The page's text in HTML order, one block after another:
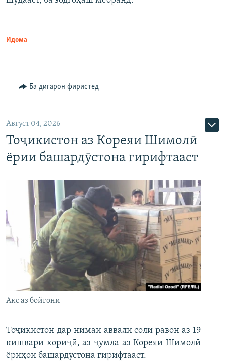
Идома
Ба дигарон фиристед
Август 04, 2026
Тоҷикистон аз Кореяи Шимолӣ
ёрии башардӯстона гирифтааст
Акс аз бойгонӣ
Тоҷикистон дар нимаи аввали соли равон аз 19
кишвари хориҷӣ, аз ҷумла аз Кореяи Шимолӣ
ёриҳои башардӯстона гирифтааст.